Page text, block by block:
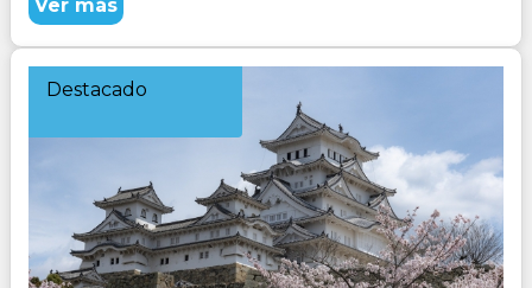
Ver más
Destacado